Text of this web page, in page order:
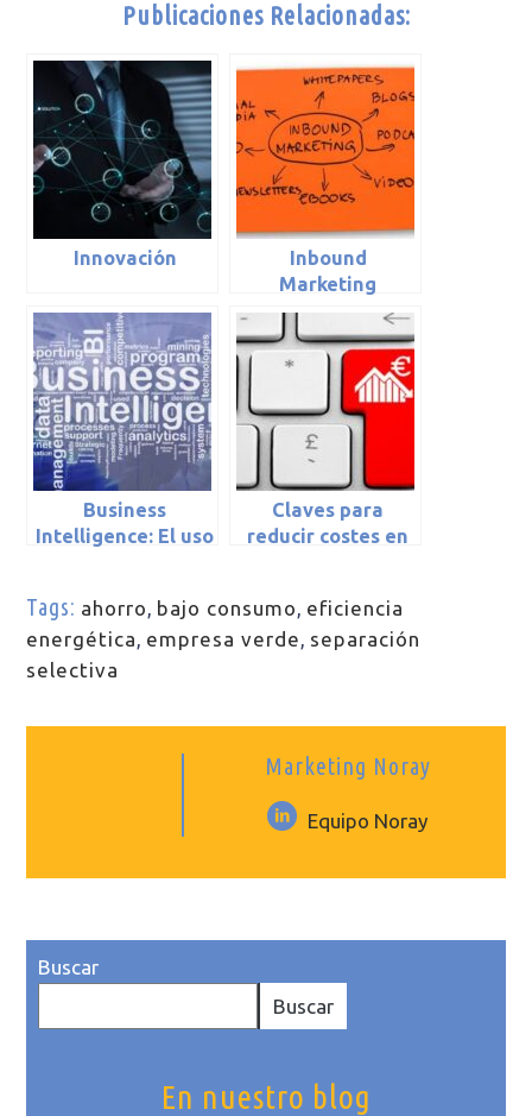
Publicaciones Relacionadas:
Innovación
Inbound
Marketing
Business
Intelligence: El uso
empresarial
Claves para
reducir costes en
Tags: ahorro, bajo consumo, eficiencia
energética, empresa verde, separación
selectiva
Marketing Noray
Equipo Noray
Buscar
Buscar
En nuestro blog